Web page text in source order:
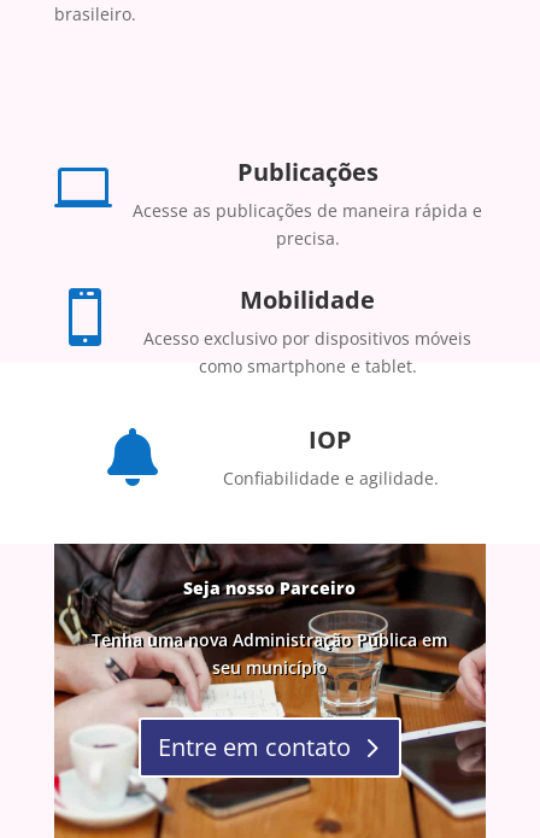
brasileiro.
 Publicações
Acesse as publicações de maneira rápida e
precisa.
 Mobilidade
Acesso exclusivo por dispositivos móveis
como smartphone e tablet.
 IOP
Confiabilidade e agilidade.
Seja nosso Parceiro
Tenha uma nova Administração Pública em
seu município
Entre em contato